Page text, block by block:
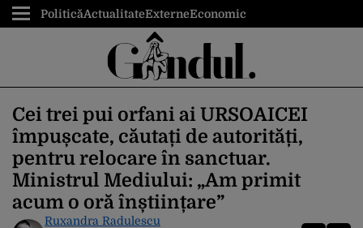
PoliticăActualitateExterneEconomic
Cei trei pui orfani ai URSOAICEI
împușcate, căutați de autorități,
pentru relocare în sanctuar.
Ministrul Mediului: „Am primit
acum o oră înștiințare”
Ruxandra Radulescu